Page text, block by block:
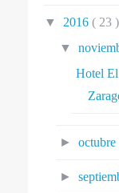
▼ 2016 ( 23 )
▼
Hotel El
►octubre
►